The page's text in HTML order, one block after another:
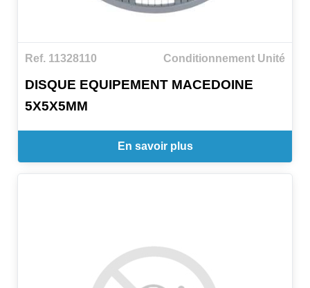
Ref. 11328110 Conditionnement Unité
DISQUE EQUIPEMENT MACEDOINE
5X5X5MM
En savoir plus